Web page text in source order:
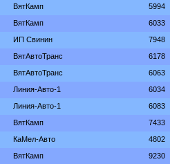
ВятКамп 5994
ВятКамп 6033
ИП Свинин 7948
ВятАвтоТранс 6178
ВятАвтоТранс 6063
Линия-Авто-1 6034
Линия-Авто-1 6083
ВятКамп 7433
КаМел-Авто 4802
ВятКамп 9230